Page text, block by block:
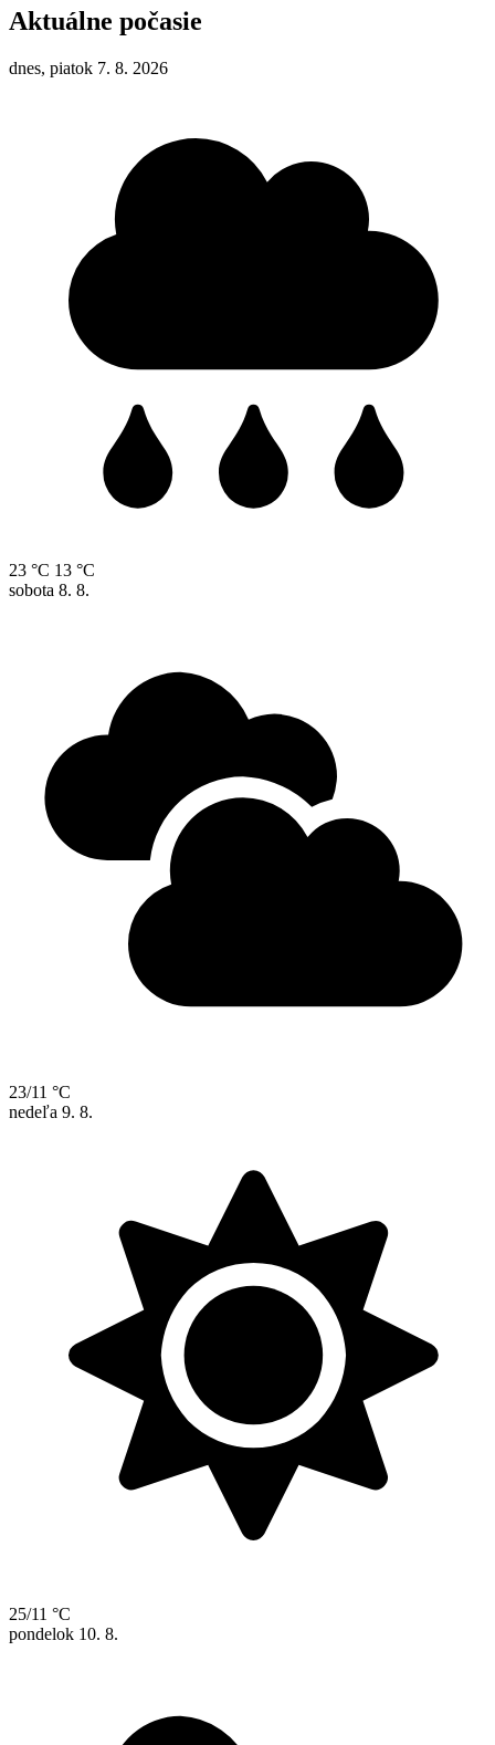
Aktuálne počasie
dnes, piatok 7. 8. 2026
23 °C 13 °C
sobota 8. 8.
23/11 °C
nedeľa 9. 8.
25/11 °C
pondelok 10. 8.